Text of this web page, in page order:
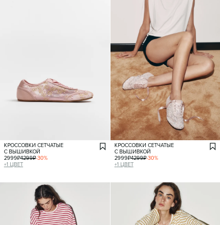
КРОССОВКИ СЕТЧАТЫЕ
С ВЫШИВКОЙ
2999₽4299₽-30%
+1 ЦВЕТ
КРОССОВКИ СЕТЧАТЫЕ
С ВЫШИВКОЙ
2999₽4299₽-30%
+1 ЦВЕТ